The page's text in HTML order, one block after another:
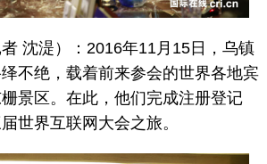
沈湜）：2016年11月15日，乌镇
不绝，载着前来参会的世界各地宾
景区。在此，他们完成注册登记
世界互联网大会之旅。